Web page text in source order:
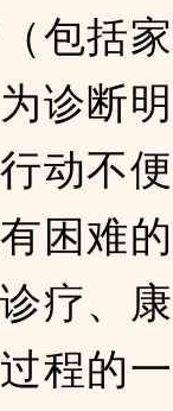
包括家
诊断明
动不便
困难的
疗、康
程的一